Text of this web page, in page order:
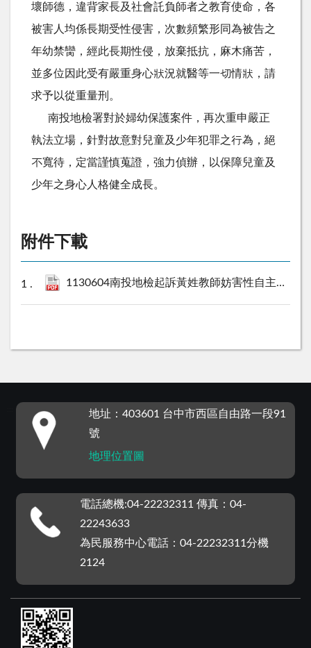
壞師德，違背家長及社會託負師者之教育使命，各
被害人均係長期受性侵害，次數頻繁形同為被告之
年幼禁臠，經此長期性侵，放棄抵抗，麻木痛苦，
並多位因此受有嚴重身心狀況就醫等一切情狀，請
求予以從重量刑。
南投地檢署對於婦幼保護案件，再次重申嚴正
執法立場，針對故意對兒童及少年犯罪之行為，絕
不寬待，定當謹慎蒐證，強力偵辦，以保障兒童及
少年之身心人格健全成長。
附件下載
1130604南投地檢起訴黃姓教師妨害性自主案件新聞稿.pdf
地址：403601 台中市西區自由路一段91
號
地理位置圖
電話總機:04-22232311 傳真：04-
22243633
為民服務中心電話：04-22232311分機
2124